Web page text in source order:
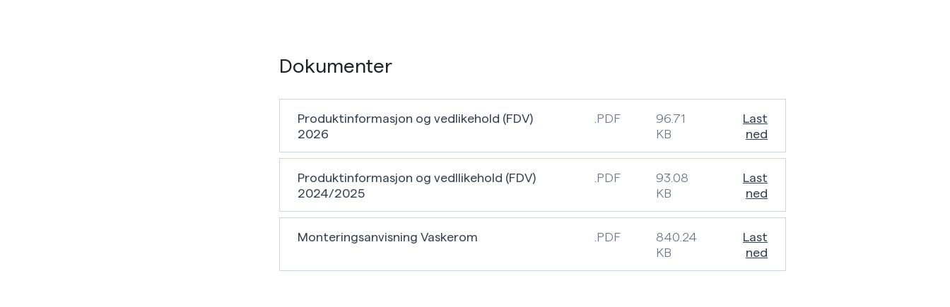
Dokumenter
Produktinformasjon og vedlikehold (FDV)
2026
.PDF
96.71
KB
Last
ned
Produktinformasjon og vedllikehold (FDV)
2024/2025
.PDF
93.08
KB
Last
ned
Monteringsanvisning Vaskerom .PDF
840.24
KB
Last
ned